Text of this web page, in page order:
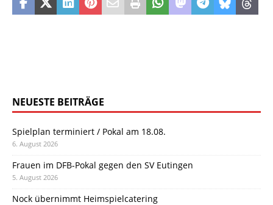
NEUESTE BEITRÄGE
Spielplan terminiert / Pokal am 18.08.
6. August 2026
Frauen im DFB-Pokal gegen den SV Eutingen
5. August 2026
Nock übernimmt Heimspielcatering